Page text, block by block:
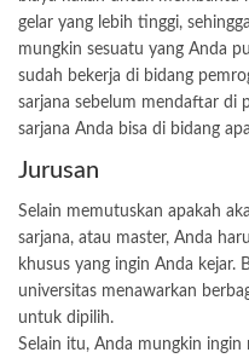
gelar yang lebih tinggi,
mungkin sesuatu yang Anda
sudah bekerja di bidang
sarjana sebelum mendaftar di
sarjana Anda bisa di bidang
Jurusan
Selain memutuskan apakah
sarjana, atau master, Anda
khusus yang ingin Anda kejar.
universitas menawarkan
untuk dipilih.
Selain itu, Anda mungkin